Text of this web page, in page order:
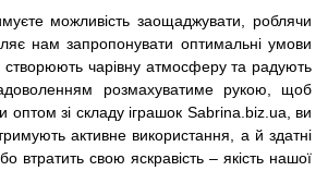
можливість заощаджувати, роблячи
нам запропонувати оптимальні умови
створюють чарівну атмосферу та радують
розмахуватиме рукою, щоб
оптом зі складу іграшок Sabrina.biz.ua, ви
активне використання, а й здатні
свою яскравість – якість нашої